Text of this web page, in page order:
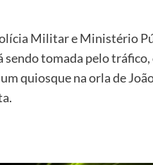
Militar e Ministério
sendo tomada pelo
quiosque na orla de